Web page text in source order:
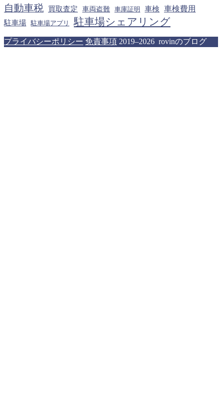
自動車税 買取査定 車両盗難 車庫証明 車検 車検費用
駐車場 駐車場アプリ 駐車場シェアリング
プライバシーポリシー 免責事項 2019–2026 rovinのブログ